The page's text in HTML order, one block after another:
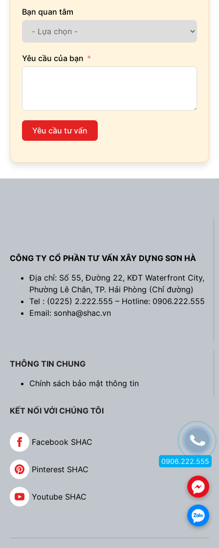
Bạn quan tâm
Yêu cầu của bạn
Yêu cầu tư vấn
CÔNG TY CỔ PHẦN TƯ VẤN XÂY DỰNG SƠN HÀ
Địa chỉ: Số 55, Đường 22, KĐT Waterfront City,
Phường Lê Chân, TP. Hải Phòng (Chỉ đường)
Tel : (0225) 2.222.555 – Hotline: 0906.222.555
Email: sonha@shac.vn
THÔNG TIN CHUNG
Chính sách bảo mật thông tin
KẾT NỐI VỚI CHÚNG TÔI
Facebook SHAC
Pinterest SHAC
Youtube SHAC
.
.
0906.222.555